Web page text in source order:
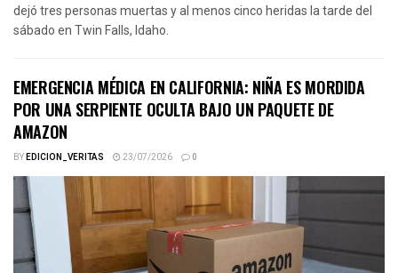
dejó tres personas muertas y al menos cinco heridas la tarde del
sábado en Twin Falls, Idaho.
EMERGENCIA MÉDICA EN CALIFORNIA: NIÑA ES MORDIDA
POR UNA SERPIENTE OCULTA BAJO UN PAQUETE DE
AMAZON
BYEDICION_VERITAS 23/07/2026 0